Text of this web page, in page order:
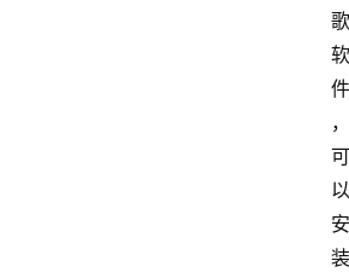
歌
软
件
，
可
以
安
装